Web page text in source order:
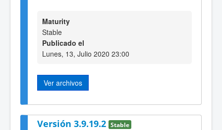
Maturity
Stable
Publicado el
Lunes, 13, Julio 2020 23:00
Ver archivos
Versión 3.9.19.2 Stable